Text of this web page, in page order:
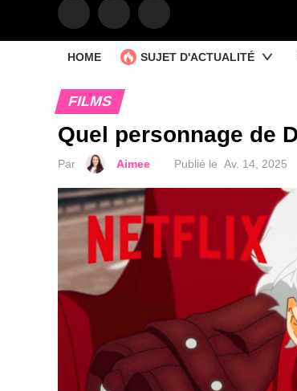
HOME SUJET D'ACTUALITÉ
FILMS
Quel personnage de
Par Aimee Publié le Av. 14, 2025